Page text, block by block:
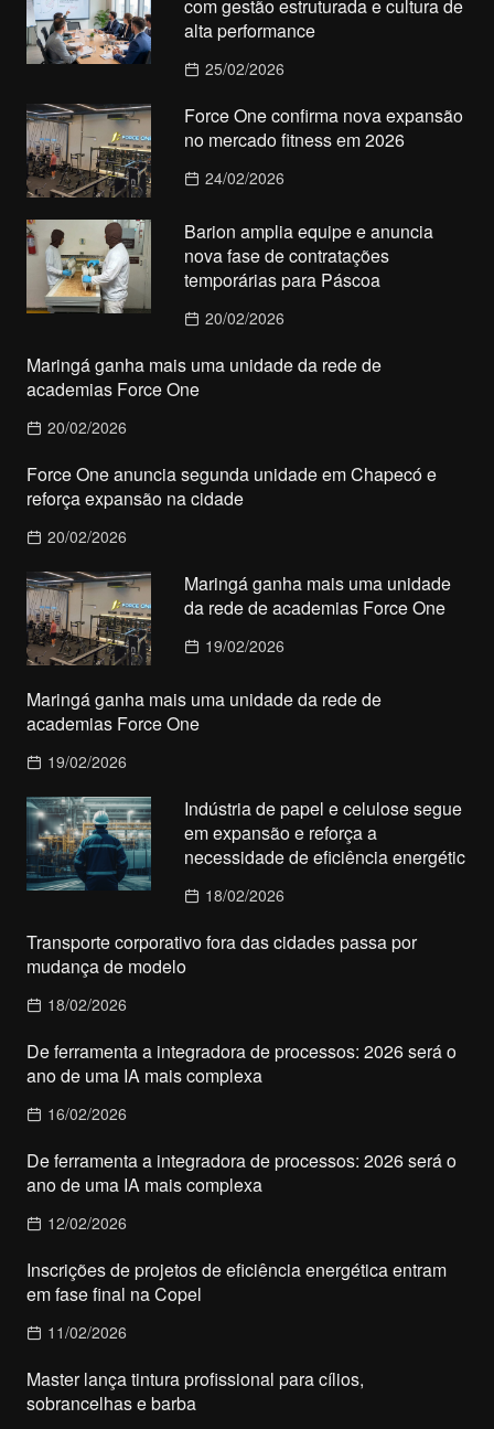
com gestão estruturada e cultura de
alta performance
25/02/2026
Force One confirma nova expansão
no mercado fitness em 2026
24/02/2026
Barion amplia equipe e anuncia
nova fase de contratações
temporárias para Páscoa
20/02/2026
Maringá ganha mais uma unidade da rede de
academias Force One
20/02/2026
Force One anuncia segunda unidade em Chapecó e
reforça expansão na cidade
20/02/2026
Maringá ganha mais uma unidade
da rede de academias Force One
19/02/2026
Maringá ganha mais uma unidade da rede de
academias Force One
19/02/2026
Indústria de papel e celulose segue
em expansão e reforça a
necessidade de eficiência energétic
18/02/2026
Transporte corporativo fora das cidades passa por
mudança de modelo
18/02/2026
De ferramenta a integradora de processos: 2026 será o
ano de uma IA mais complexa
16/02/2026
De ferramenta a integradora de processos: 2026 será o
ano de uma IA mais complexa
12/02/2026
Inscrições de projetos de eficiência energética entram
em fase final na Copel
11/02/2026
Master lança tintura profissional para cílios,
sobrancelhas e barba